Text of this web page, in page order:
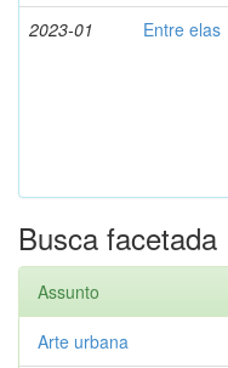
2023-01 Entre elas
Busca facetada
Assunto
Arte urbana